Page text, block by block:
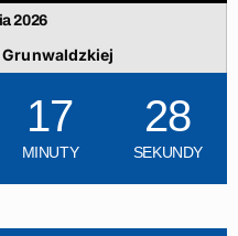
2026
17
MINUTY
27
SEKUNDY